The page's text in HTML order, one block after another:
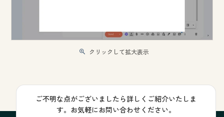
クリックして拡大表示
ご不明な点がございましたら詳しくご紹介いたしま
す。お気軽にお問い合わせください。